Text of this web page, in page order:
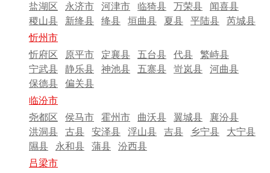
盐湖区
永济市 河津市 临猗县 万荣县
闻喜县
稷山县
新绛县 绛县 垣曲县 夏县 平陆县
芮城县
忻州市
忻府区
原平市 定襄县 五台县 代县
繁峙县
宁武县
静乐县 神池县 五寨县 岢岚县
河曲县
保德县
偏关县
临汾市
尧都区
侯马市 霍州市 曲沃县 翼城县
襄汾县
洪洞县
古县 安泽县 浮山县 吉县 乡宁县
大宁县
隰县
永和县 蒲县
汾西县
吕梁市